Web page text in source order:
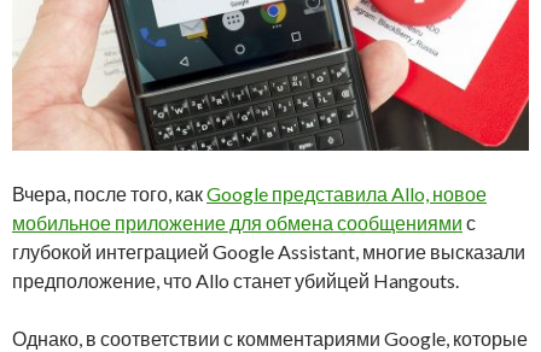
Вчера, после того, какGoogle представила Allo, новое
мобильное приложение для обмена сообщениями с
глубокой интеграцией Google Assistant, многие высказали
предположение, что Allo станет убийцей Hangouts.
Однако, в соответствии с комментариями Google, которые